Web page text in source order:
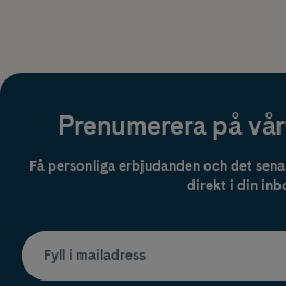
Prenumerera på
Få personliga erbjudanden och det
direkt i din
Fyll i mailadress